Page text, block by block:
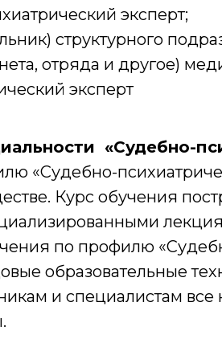
эксперт;
структурного
отряда и другое)
эксперт
«Судебно-
«Судебно-
Курс обучения
по профилю
образовательные
и специалистам